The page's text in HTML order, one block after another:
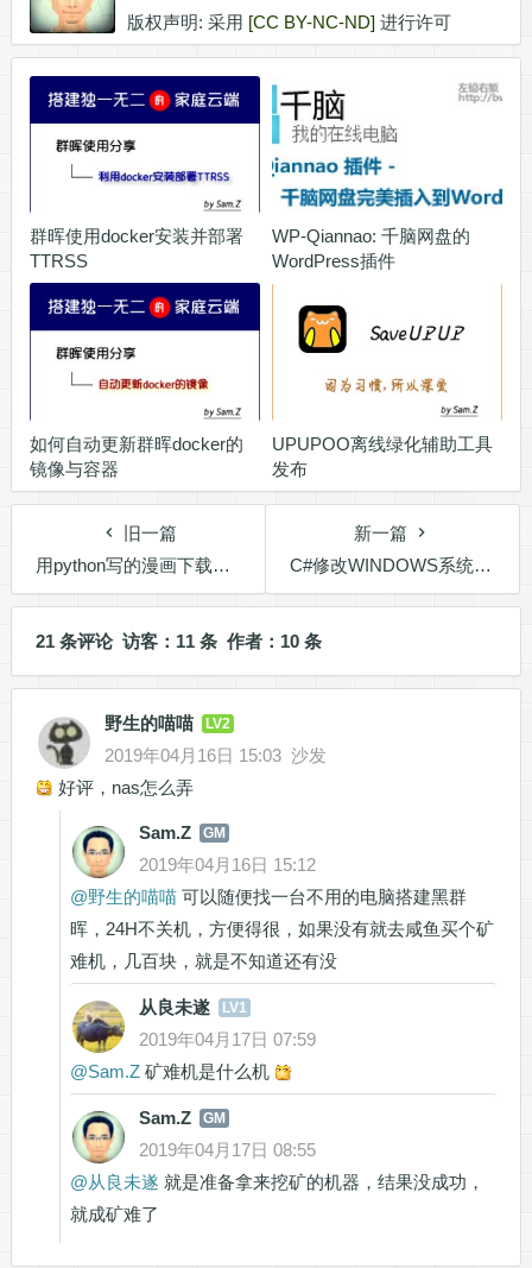
版权声明: 采用 [CC BY-NC-ND] 进行许可
群晖使用docker安装并部署
TTRSS
WP-Qiannao: 千脑网盘的
WordPress插件
如何自动更新群晖docker的
镜像与容器
UPUPOO离线绿化辅助工具
发布
旧一篇
用python写的漫画下载工具getpics
新一篇
C#修改WINDOWS系统设置
21 条评论 访客：11 条 作者：10 条
野生的喵喵 LV2
2019年04月16日 15:03 沙发
好评，nas怎么弄
Sam.Z GM
2019年04月16日 15:12
@野生的喵喵可以随便找一台不用的电脑搭建黑群
晖，24H不关机，方便得很，如果没有就去咸鱼买个矿
难机，几百块，就是不知道还有没
从良未遂 LV1
2019年04月17日 07:59
@Sam.Z矿难机是什么机
Sam.Z GM
2019年04月17日 08:55
@从良未遂 就是准备拿来挖矿的机器，结果没成功，
就成矿难了